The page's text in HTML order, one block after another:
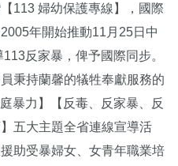
113 婦幼保護專線】，國際
年開始推動11月25日中
反家暴，俾予國際同步。
秉持蘭馨的犠牲奉獻服務的
暴力】【反毒、反家暴、反
五大主題全省連線宣導活
助受暴婦女、女青年職業培